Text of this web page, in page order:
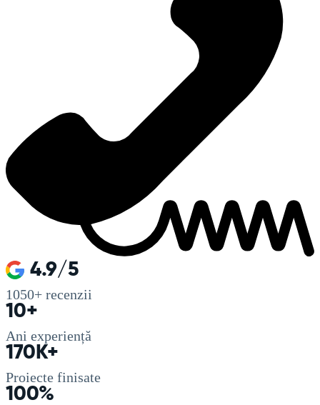
4.9/5
1050+ recenzii
10+
Ani experiență
170K+
Proiecte finisate
100%